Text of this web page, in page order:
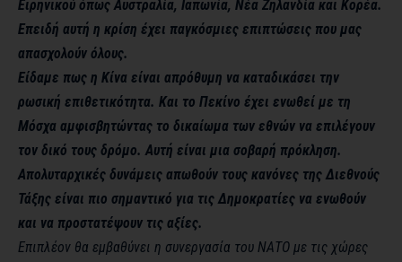
Ειρηνικού όπως Αυστραλία, Ιαπωνία, Νέα Ζηλανδία και Κορέα.
Επειδή αυτή η κρίση έχει παγκόσμιες επιπτώσεις που μας
απασχολούν όλους.
Είδαμε πως η Κίνα είναι απρόθυμη να καταδικάσει την
ρωσική επιθετικότητα. Και το Πεκίνο έχει ενωθεί με τη
Μόσχα αμφισβητώντας το δικαίωμα των εθνών να επιλέγουν
τον δικό τους δρόμο. Αυτή είναι μια σοβαρή πρόκληση.
Aπολυταρχικές δυνάμεις απωθούν τους κανόνες της Διεθνούς
Τάξης είναι πιο σημαντικό για τις Δημοκρατίες να ενωθούν
και να προστατέψουν τις αξίες.
Επιπλέον θα εμβαθύνει η συνεργασία του ΝΑΤΟ με τις χώρες